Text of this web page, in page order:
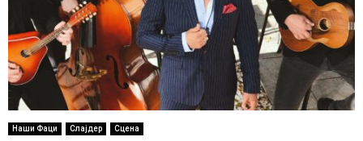
Наши Фаци Слајдер Сцена